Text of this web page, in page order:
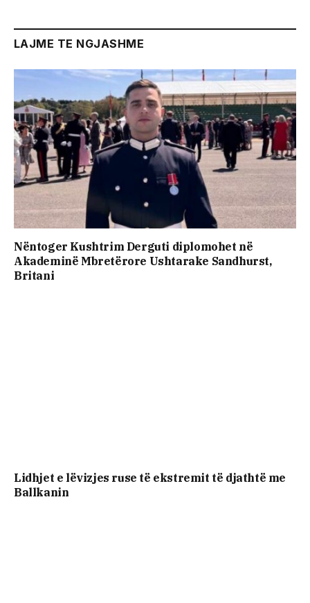
LAJME TE NGJASHME
Nëntoger Kushtrim Derguti diplomohet në
Akademinë Mbretërore Ushtarake Sandhurst,
Britani
Lidhjet e lëvizjes ruse të ekstremit të djathtë me
Ballkanin